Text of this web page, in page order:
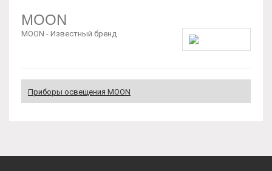
MOON
MOON - Известный бренд
Приборы освещения MOON